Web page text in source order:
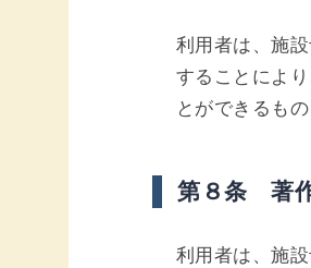
利用者は、施
することによ
とができるも
第８条 著
利用者は、施